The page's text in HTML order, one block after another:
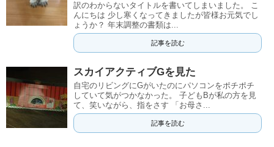
訳のわからないタイトルを書いてしまいました。 こ
んにちは 少し寒くなってきましたが皆様お元気でし
ょうか？ 年末調整の書類は...
記事を読む
スカイアクティブGを見た
自宅のリビングにGがいたのにパソコンをポチポチ
していて気がつかなかった。 子どもBが私の方を見
て、笑いながら、指をさす 「お母さ...
記事を読む